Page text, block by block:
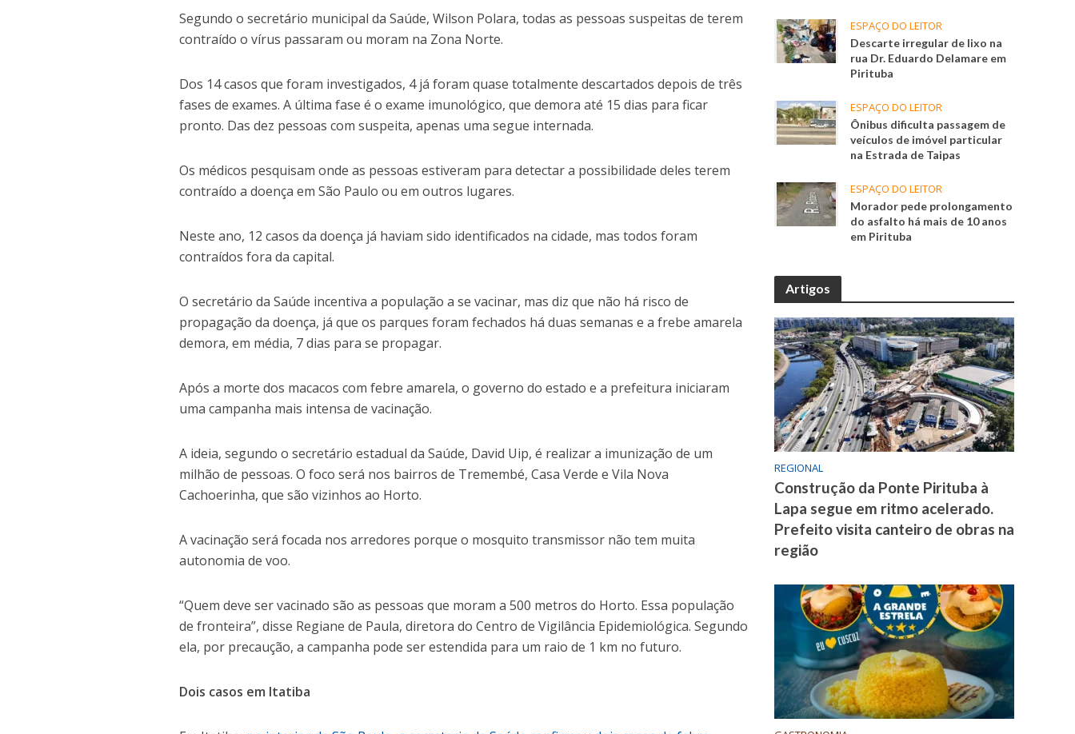
Segundo o secretário municipal da Saúde, Wilson Polara, todas as pessoas suspeitas de terem
contraído o vírus passaram ou moram na Zona Norte.
Dos 14 casos que foram investigados, 4 já foram quase totalmente descartados depois de três
fases de exames. A última fase é o exame imunológico, que demora até 15 dias para ficar
pronto. Das dez pessoas com suspeita, apenas uma segue internada.
Os médicos pesquisam onde as pessoas estiveram para detectar a possibilidade deles terem
contraído a doença em São Paulo ou em outros lugares.
Neste ano, 12 casos da doença já haviam sido identificados na cidade, mas todos foram
contraídos fora da capital.
O secretário da Saúde incentiva a população a se vacinar, mas diz que não há risco de
propagação da doença, já que os parques foram fechados há duas semanas e a frebe amarela
demora, em média, 7 dias para se propagar.
Após a morte dos macacos com febre amarela, o governo do estado e a prefeitura iniciaram
uma campanha mais intensa de vacinação.
A ideia, segundo o secretário estadual da Saúde, David Uip, é realizar a imunização de um
milhão de pessoas. O foco será nos bairros de Tremembé, Casa Verde e Vila Nova
Cachoerinha, que são vizinhos ao Horto.
A vacinação será focada nos arredores porque o mosquito transmissor não tem muita
autonomia de voo.
“Quem deve ser vacinado são as pessoas que moram a 500 metros do Horto. Essa população
de fronteira”, disse Regiane de Paula, diretora do Centro de Vigilância Epidemiológica. Segundo
ela, por precaução, a campanha pode ser estendida para um raio de 1 km no futuro.
Dois casos em Itatiba
ESPAÇO DO LEITOR
Descarte irregular de lixo na
rua Dr. Eduardo Delamare em
Pirituba
ESPAÇO DO LEITOR
Ônibus dificulta passagem de
veículos de imóvel particular
na Estrada de Taipas
ESPAÇO DO LEITOR
Morador pede prolongamento
do asfalto há mais de 10 anos
em Pirituba
Artigos
REGIONAL
Construção da Ponte Pirituba à
Lapa segue em ritmo acelerado.
Prefeito visita canteiro de obras na
região